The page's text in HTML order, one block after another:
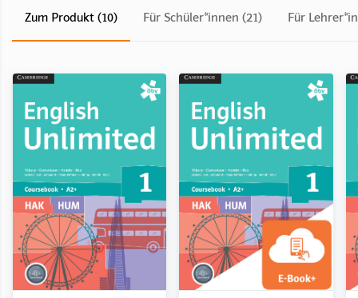
Zum Produkt (10) Für Schüler*innen (21) Für